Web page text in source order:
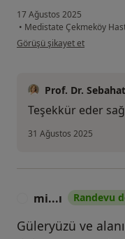
17 Ağustos 2025
• Medistate Çekmeköy
kullanıcının görüşüne göre
Görüşü şikayet et
Prof. Dr.
Teşekkür eder
31 Ağustos 2025
mi...ı Randevu
Güleryüzü ve